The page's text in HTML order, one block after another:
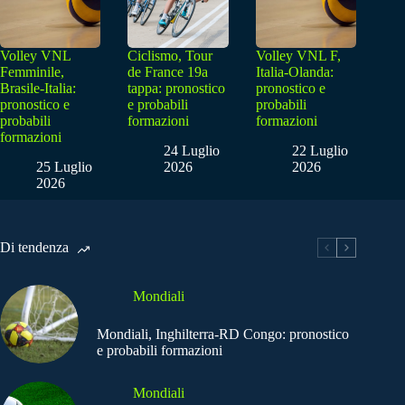
Volley VNL
Femminile,
Brasile-Italia:
pronostico e
probabili
formazioni
25 Luglio
2026
Ciclismo, Tour
de France 19a
tappa: pronostico
e probabili
formazioni
24 Luglio
2026
Volley VNL F,
Italia-Olanda:
pronostico e
probabili
formazioni
22 Luglio
2026
Di tendenza
Mondiali
Mondiali, Inghilterra-RD Congo: pronostico
e probabili formazioni
Mondiali